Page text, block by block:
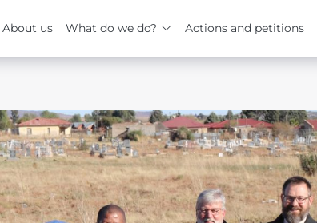
About us What do we do? Actions and petitions